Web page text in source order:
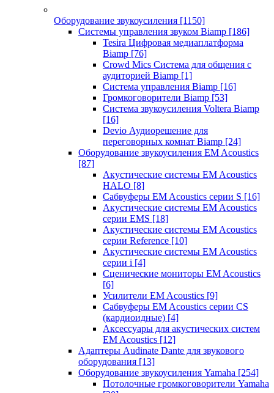
Оборудование звукоусиления [1150]
Системы управления звуком Biamp [186]
Tesira Цифровая медиаплатформа
Biamp [76]
Crowd Mics Система для общения с
аудиторией Biamp [1]
Система управления Biamp [16]
Громкоговорители Biamp [53]
Система звукоусиления Voltera Biamp
[16]
Devio Аудиорешение для
переговорных комнат Biamp [24]
Оборудование звукоусиления EM Acoustics
[87]
Акустические системы EM Acoustics
HALO [8]
Сабвуферы EM Acoustics серии S [16]
Акустические системы EM Acoustics
серии EMS [18]
Акустические системы EM Acoustics
серии Reference [10]
Акустические системы EM Acoustics
серии i [4]
Сценические мониторы EM Acoustics
[6]
Усилители EM Acoustics [9]
Сабвуферы EM Acoustics серии CS
(кардиоидные) [4]
Аксессуары для акустических систем
EM Acoustics [12]
Адаптеры Audinate Dante для звукового
оборудования [13]
Оборудование звукоусиления Yamaha [254]
Потолочные громкоговорители Yamaha